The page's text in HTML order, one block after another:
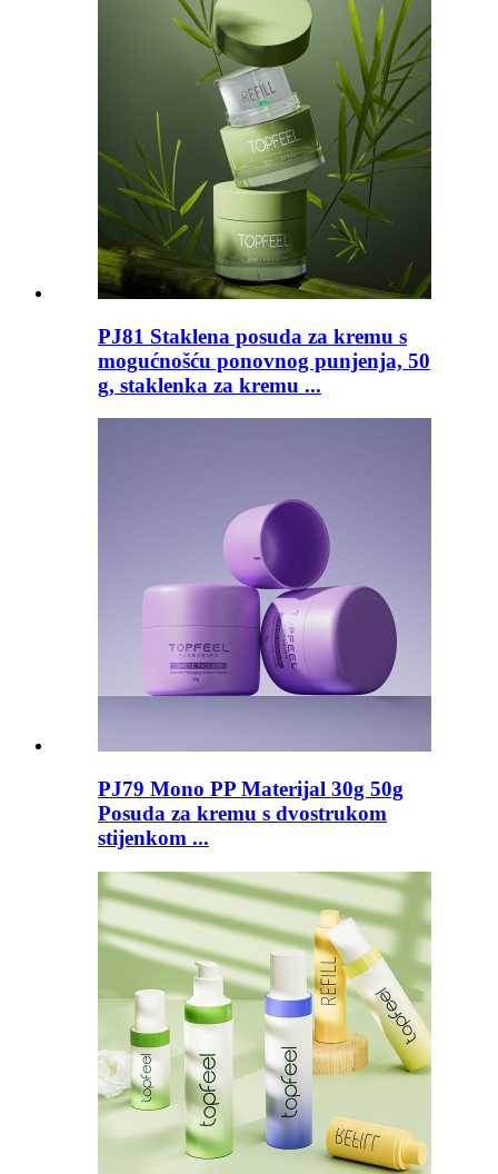
PJ81 Staklena posuda za kremu s
mogućnošću ponovnog punjenja, 50
g, staklenka za kremu ...
PJ79 Mono PP Materijal 30g 50g
Posuda za kremu s dvostrukom
stijenkom ...